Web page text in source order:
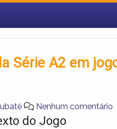
Série A2 em
Nenhum comentário
do Jogo